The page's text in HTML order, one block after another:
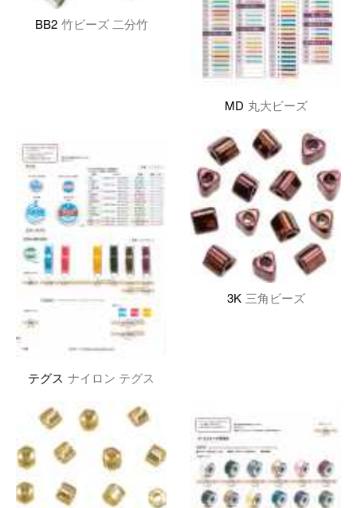
BB2 竹ビーズ 二分竹
MD 丸大ビーズ
テグス ナイロン テグス
3K 三角ビーズ